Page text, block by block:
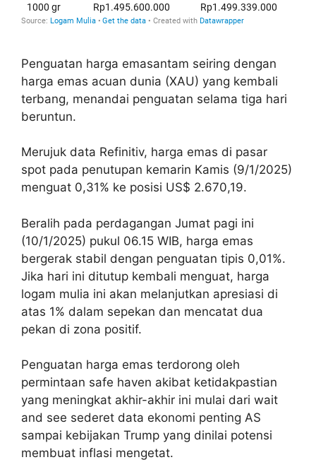
Penguatan harga emasantam seiring dengan
harga emas acuan dunia (XAU) yang kembali
terbang, menandai penguatan selama tiga hari
beruntun.
Merujuk data Refinitiv, harga emas di pasar
spot pada penutupan kemarin Kamis (9/1/2025)
menguat 0,31% ke posisi US$ 2.670,19.
Beralih pada perdagangan Jumat pagi ini
(10/1/2025) pukul 06.15 WIB, harga emas
bergerak stabil dengan penguatan tipis 0,01%.
Jika hari ini ditutup kembali menguat, harga
logam mulia ini akan melanjutkan apresiasi di
atas 1% dalam sepekan dan mencatat dua
pekan di zona positif.
Penguatan harga emas terdorong oleh
permintaan safe haven akibat ketidakpastian
yang meningkat akhir-akhir ini mulai dari wait
and see sederet data ekonomi penting AS
sampai kebijakan Trump yang dinilai potensi
membuat inflasi mengetat.